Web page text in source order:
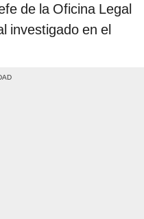
de la Oficina Legal
investigado en el